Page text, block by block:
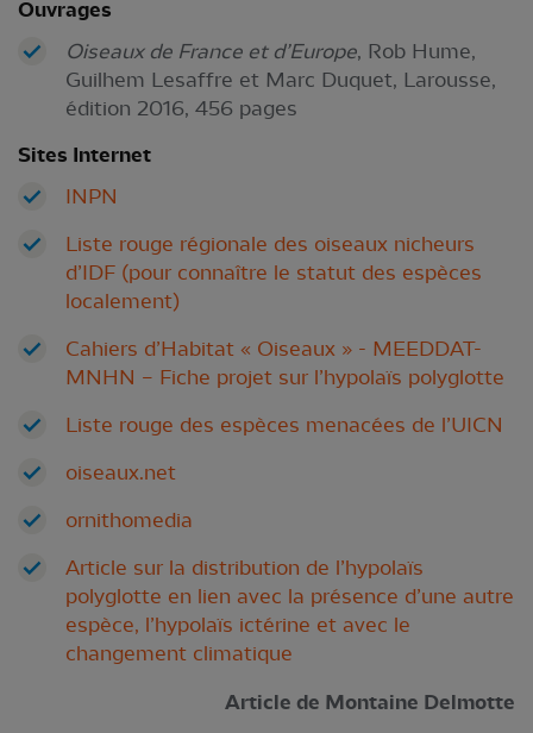
Ouvrages
Oiseaux de France et d’Europe, Rob Hume,
Guilhem Lesaffre et Marc Duquet, Larousse,
édition 2016, 456 pages
Sites Internet
INPN
Liste rouge régionale des oiseaux nicheurs
d’IDF (pour connaître le statut des espèces
localement)
Cahiers d’Habitat « Oiseaux » - MEEDDAT-
MNHN – Fiche projet sur l’hypolaïs polyglotte
Liste rouge des espèces menacées de l’UICN
oiseaux.net
ornithomedia
Article sur la distribution de l’hypolaïs
polyglotte en lien avec la présence d’une autre
espèce, l’hypolaïs ictérine et avec le
changement climatique
Article de Montaine Delmotte